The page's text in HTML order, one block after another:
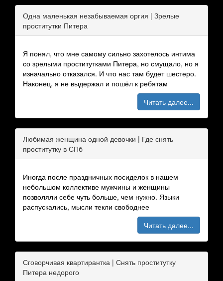
Одна маленькая незабываемая оргия | Зрелые
проститутки Питера
Я понял, что мне самому сильно захотелось интима
со зрелыми проститутками Питера, но смущало, но я
изначально отказался. И что нас там будет шестеро.
Наконец, я не выдержал и пошёл к ребятам
Читать далее...
Любимая женщина одной девочки | Где снять
проститутку в СПб
Иногда после праздничных посиделок в нашем
небольшом коллективе мужчины и женщины
позволяли себе чуть больше, чем нужно. Языки
распускались, мысли текли свободнее
Читать далее...
Сговорчивая квартирантка | Снять проститутку
Питера недорого